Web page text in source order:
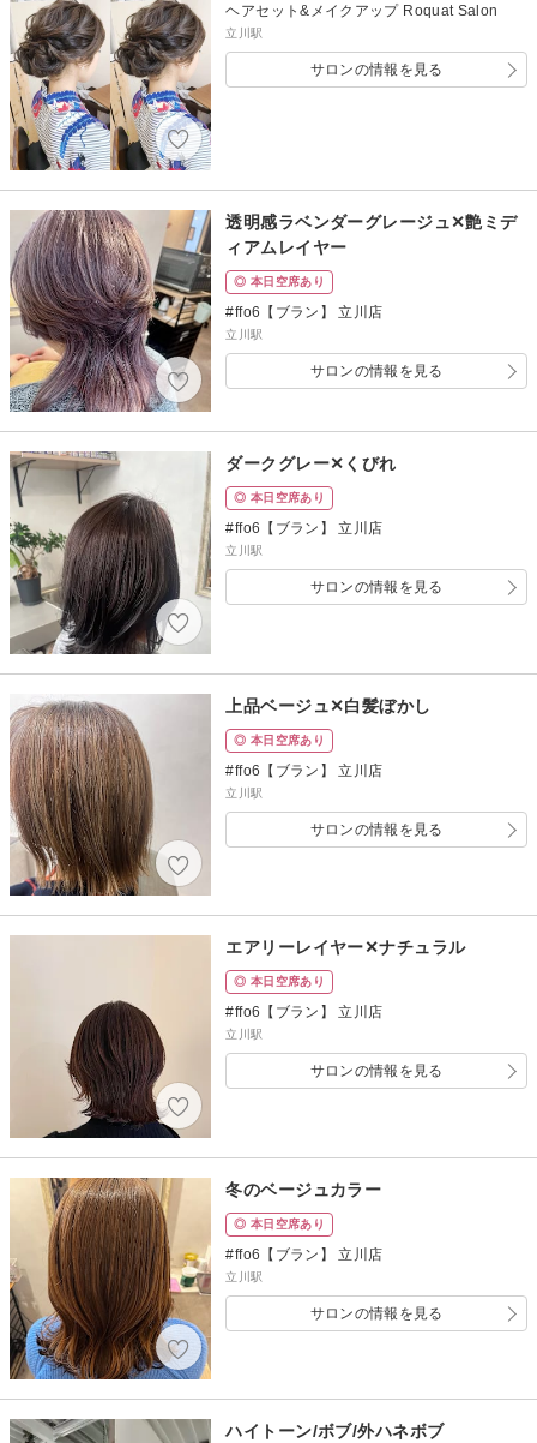
ヘアセット&メイクアップ Roquat Salon
立川駅
サロンの情報を見る
透明感ラベンダーグレージュ✕艶ミデ
ィアムレイヤー
◎ 本日空席あり
#ffo6【ブラン】 立川店
立川駅
サロンの情報を見る
ダークグレー✕くびれ
◎ 本日空席あり
#ffo6【ブラン】 立川店
立川駅
サロンの情報を見る
上品ベージュ✕白髪ぼかし
◎ 本日空席あり
#ffo6【ブラン】 立川店
立川駅
サロンの情報を見る
エアリーレイヤー✕ナチュラル
◎ 本日空席あり
#ffo6【ブラン】 立川店
立川駅
サロンの情報を見る
冬のベージュカラー
◎ 本日空席あり
#ffo6【ブラン】 立川店
立川駅
サロンの情報を見る
ハイトーン/ボブ/外ハネボブ